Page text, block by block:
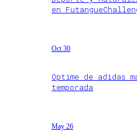
en
Oct 30
Optime de adidas
temporada
May 26